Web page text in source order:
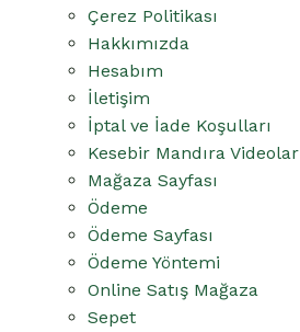
Çerez Politikası
Hakkımızda
Hesabım
İletişim
İptal ve İade Koşulları
Kesebir Mandıra Videolar
Mağaza Sayfası
Ödeme
Ödeme Sayfası
Ödeme Yöntemi
Online Satış Mağaza
Sepet